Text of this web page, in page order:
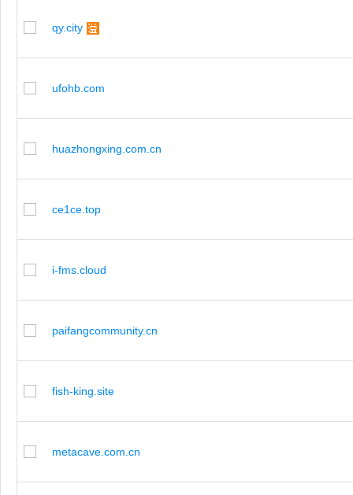
qy.city
ufohb.com
huazhongxing.com.cn
ce1ce.top
i-fms.cloud
paifangcommunity.cn
fish-king.site
metacave.com.cn